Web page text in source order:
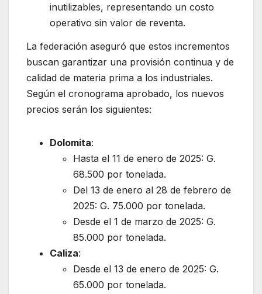
inutilizables, representando un costo
operativo sin valor de reventa.
La federación aseguró que estos incrementos
buscan garantizar una provisión continua y de
calidad de materia prima a los industriales.
Según el cronograma aprobado, los nuevos
precios serán los siguientes:
Dolomita:
Hasta el 11 de enero de 2025: G.
68.500 por tonelada.
Del 13 de enero al 28 de febrero de
2025: G. 75.000 por tonelada.
Desde el 1 de marzo de 2025: G.
85.000 por tonelada.
Caliza:
Desde el 13 de enero de 2025: G.
65.000 por tonelada.